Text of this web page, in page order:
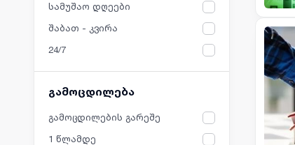
სამუშაო დღეები
შაბათ - კვირა
24/7
გამოცდილება
გამოცდილების გარეშე
1 წლამდე